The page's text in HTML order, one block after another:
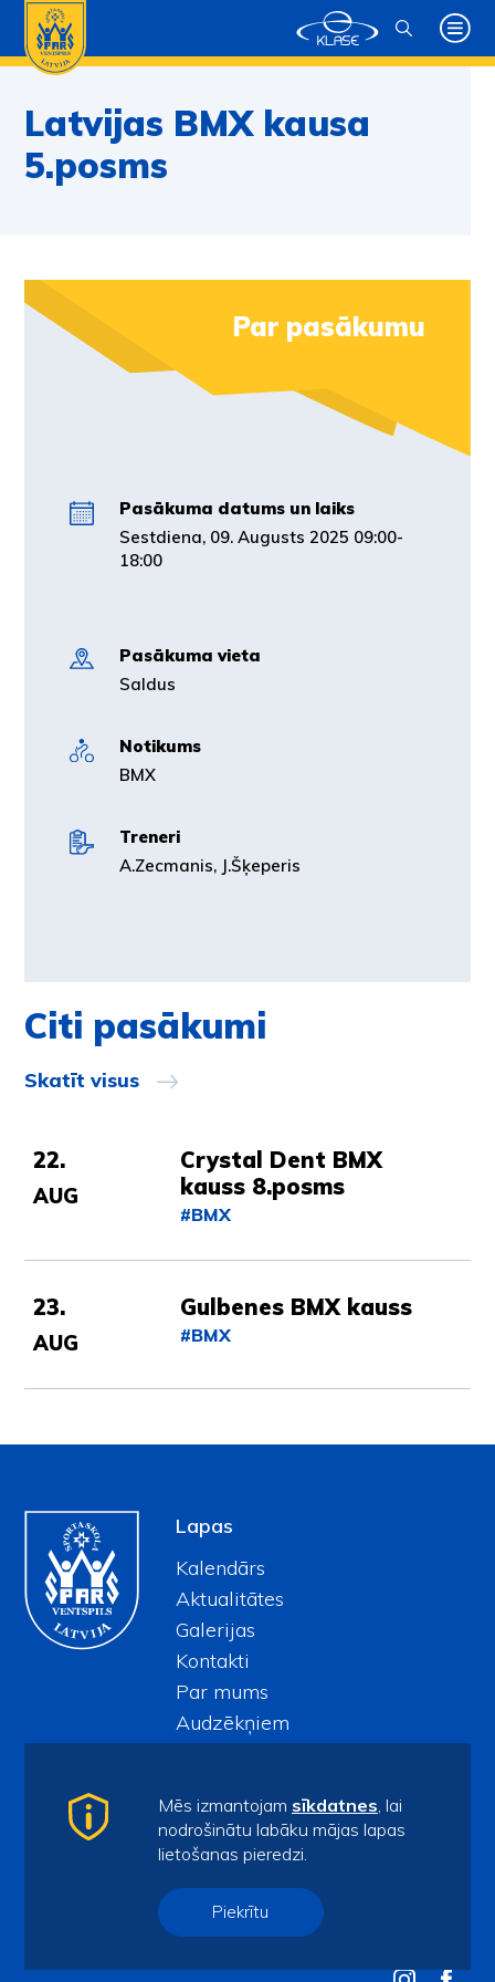
Latvijas BMX kausa
5.posms
Par pasākumu
Pasākuma datums un laiks
Sestdiena, 09. Augusts 2025 09:00-
18:00
Pasākuma vieta
Saldus
Notikums
BMX
Treneri
A.Zecmanis, J.Šķeperis
Citi pasākumi
Skatīt visus
22.
AUG
Crystal Dent BMX
kauss 8.posms
#BMX
23.
AUG
Gulbenes BMX kauss
#BMX
Lapas
Kalendārs
Aktualitātes
Galerijas
Kontakti
Par mums
Audzēkņiem
spars@ventspils.lv
Tel.63622732
Sporta iela 7/9, Ventspils, LV-3601
Piekļūstamības paziņojums
Mēs izmantojam sīkdatnes, lai
nodrošinātu labāku mājas lapas
lietošanas pieredzi.
Piekrītu